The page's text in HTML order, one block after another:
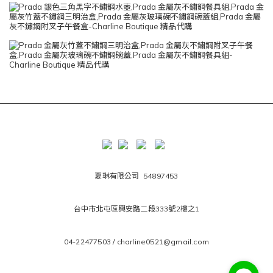
夏琳有限公司 54897453
台中市北屯區興安路二段333號2樓之1
04-22477503 / charline0521@gmail.com